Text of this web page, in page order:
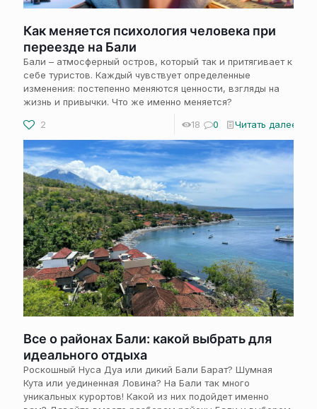
Как меняется психология человека при
переезде на Бали
Бали – атмосферный остров, который так и притягивает к
себе туристов. Каждый чувствует определенные
изменения: постепенно меняются ценности, взгляды на
жизнь и привычки. Что же именно меняется?
2
18 0 Читать далее
Все о районах Бали: какой выбрать для
идеального отдыха
Роскошный Нуса Дуа или дикий Бали Барат? Шумная
Кута или уединенная Ловина? На Бали так много
уникальных курортов! Какой из них подойдет именно